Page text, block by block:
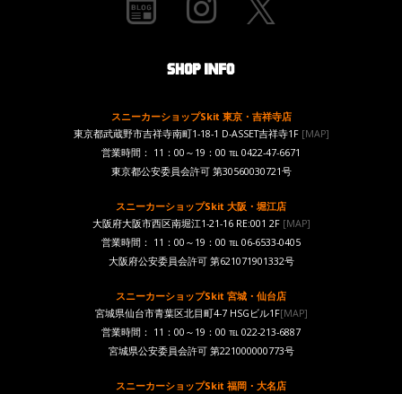
スニーカーショップSkit 東京・吉祥寺店
東京都武蔵野市吉祥寺南町1-18-1 D-ASSET吉祥寺1F [MAP]
営業時間： 11：00～19：00 ℡ 0422-47-6671
東京都公安委員会許可 第30560030721号
スニーカーショップSkit 大阪・堀江店
大阪府大阪市西区南堀江1-21-16 RE:001 2F[MAP]
営業時間： 11：00～19：00 ℡ 06-6533-0405
大阪府公安委員会許可 第621071901332号
スニーカーショップSkit 宮城・仙台店
宮城県仙台市青葉区北目町4-7 HSGビル1F[MAP]
営業時間： 11：00～19：00 ℡ 022-213-6887
宮城県公安委員会許可 第221000000773号
スニーカーショップSkit 福岡・大名店